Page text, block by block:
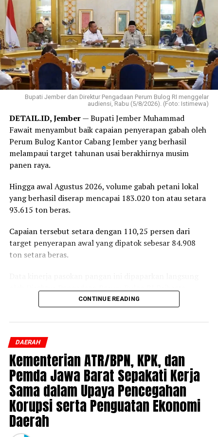
‎Ketua DPD PRI Provinsi Jambi, Robert Samosir turut
mengajak seluruh kader di Jambi untuk menjaga
solidaritas dan menjalankan visi partai.
‎”Terima kasih kepada seluruh rekan-rekan. Ini HUT
pertama kita. Mari jaga solidaritas demi mewujudkan visi
besar Partai Rakyat Indonesia,” kata Robert.
‎Selain perayaan HUT, kegiatan yang dipusatkan di
Bandar Lampung juga diisi dengan sejumlah agenda
bakti sosial, di antaranya donor darah hingga
peluncuran ambulans yang diperuntukkan bagi 38 DPD
PRI di seluruh Indonesia.
Reporter:Juan Ambarita
Bupati Jember dan Direktur Pengadaan Perum Bulog RI menggelar
audiensi, Rabu (5/8/2026). (Foto: Istimewa)
DETAIL.ID, Jember— Bupati Jember Muhammad
Fawait menyambut baik capaian penyerapan gabah oleh
Perum Bulog Kantor Cabang Jember yang berhasil
melampaui target tahunan usai berakhirnya musim
panen raya.
Hingga awal Agustus 2026, volume gabah petani lokal
yang berhasil diserap mencapai 183.020 ton atau setara
93.615 ton beras.
Capaian tersebut setara dengan 110,25 persen dari
target penyerapan awal yang dipatok sebesar 84.908
ton setara beras.
Setyanto saat beraudiensi dengan Bupati Jember
Muhammad Fawait di Jember, Rabu, 5 Agustus 2026.
penstabilan harga di tingkat produsen, pengelolaan
cadangan beras, hingga skema perlindungan
pendapatan petani lokal.
Direktur Pengadaan Bulog RI, Prihasto Setyanto,
menyampaikan bahwa tingginya angka penyerapan
gabah di kawasan lumbung pangan ini menunjukkan
kuatnya koordinasi antarinstansi di daerah.
CONTINUE READING
DAERAH
Kementerian ATR/BPN, KPK, dan
Pemda Jawa Barat Sepakati Kerja
Sama dalam Upaya Pencegahan
Korupsi serta Penguatan Ekonomi
Daerah